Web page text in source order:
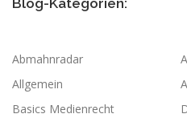
Blog-Kategorien:
Abmahnradar
Allgemein
Basics Medienrecht